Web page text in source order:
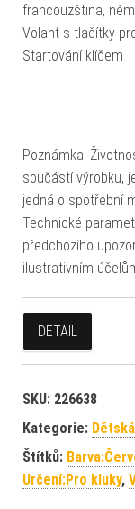
francouzština,
Volant s tlačítky
Startování klíčem
Poznámka:
součástí výrobku,
jedná o spotřební
Technické
předchozího
ilustrativním
DETAIL
SKU: 226638
Kategorie:
Štítků:
Určení:Pro kluky,